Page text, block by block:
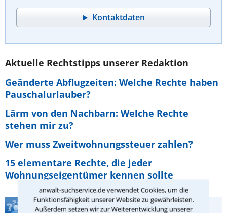
anwalt-suchservice.de verwendet Cookies, um die
Funktionsfähigkeit unserer Website zu gewährleisten.
Außerdem setzen wir zur Weiterentwicklung unserer
Kontaktdaten
Aktuelle Rechtstipps unserer Redaktion
Geänderte Abflugzeiten: Welche Rechte haben
Pauschalurlauber?
Lärm von den Nachbarn: Welche Rechte
stehen mir zu?
Wer muss Zweitwohnungssteuer zahlen?
15 elementare Rechte, die jeder
Wohnungseigentümer kennen sollte
Teste Dein Rechtswissen